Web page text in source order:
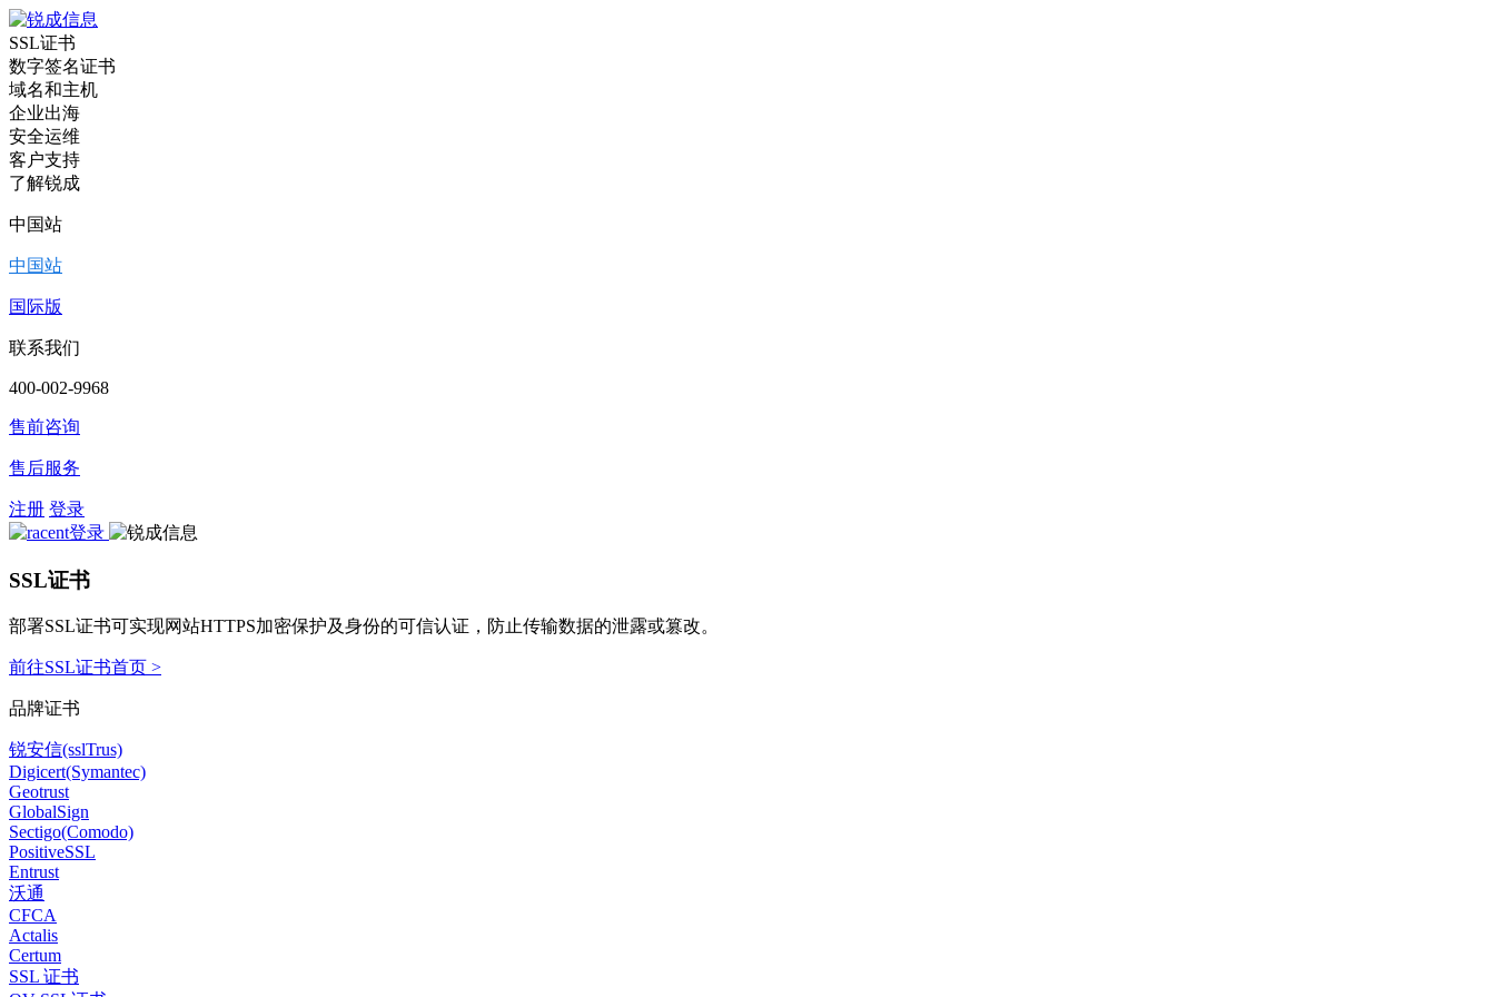
SSL证书
数字签名证书
域名和主机
企业出海
安全运维
客户支持
了解锐成
中国站
中国站
国际版
联系我们
400-002-9968
售前咨询
售后服务
注册 登录
SSL证书
部署SSL证书可实现网站HTTPS加密保护及身份的可信认证，防止传输数据的泄露或篡改。
前往SSL证书首页 >
品牌证书
锐安信(sslTrus)
Digicert(Symantec)
Geotrust
GlobalSign
Sectigo(Comodo)
PositiveSSL
Entrust
沃通
CFCA
Actalis
Certum
SSL 证书